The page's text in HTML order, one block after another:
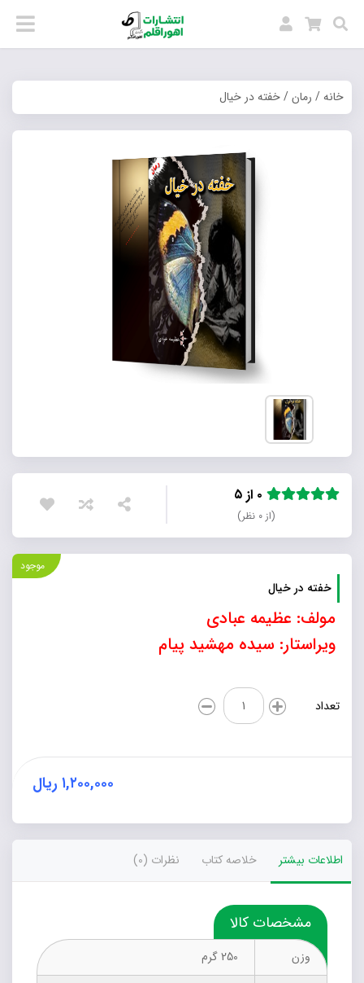
خانه/ رمان/ خفته در خیال
(از ۰ نظر)
موجود
خفته در خیال
مولف: عظیمه عبادی
ویراستار: سیده مهشید پیام
تعداد
خفته
در
خیال
۱,۲۰۰,۰۰۰ ریال
اطلاعات بیشتر خلاصه کتاب نظرات (0)
مشخصات کالا
وزن
250 گرم